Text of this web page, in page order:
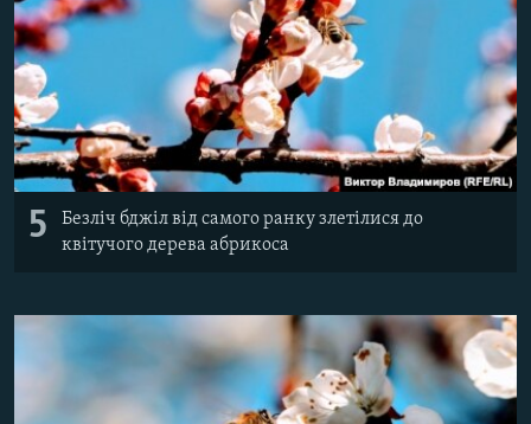
5
Безліч бджіл від самого ранку злетілися до
квітучого дерева абрикоса